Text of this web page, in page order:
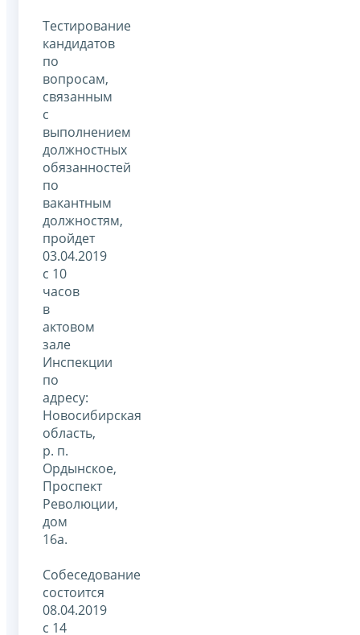
Тестирование
кандидатов
по
вопросам,
связанным
с
выполнением
должностных
обязанностей
по
вакантным
должностям,
пройдет
03.04.2019
с 10
часов
в
актовом
зале
Инспекции
по
адресу:
Новосибирская
область,
р. п.
Ордынское,
Проспект
Революции,
дом
16а.
Собеседование
состоится
08.04.2019
с 14